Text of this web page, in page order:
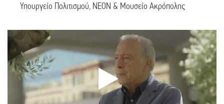
Υπουργείο Πολιτισμού, NEON & Μουσείο Ακρόπολης